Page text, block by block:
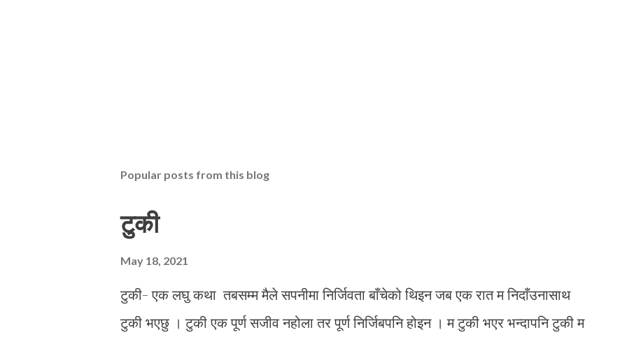
Popular posts from this blog
टुकी
May 18, 2021
टुकी- एक लघु कथा तबसम्म मैले सपनीमा निर्जिवता बाँचेको थिइन जब एक रात म निदाँउनासाथ
टुकी भएछु । टुकी एक पूर्ण सजीव नहोला तर पूर्ण निर्जिबपनि होइन । म टुकी भएर भन्दापनि टुकी म